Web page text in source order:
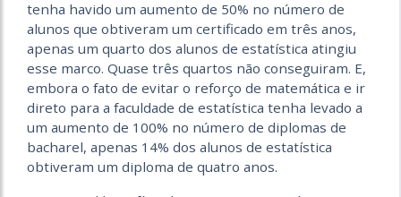
tenha havido um aumento de 50% no número de
alunos que obtiveram um certificado em três anos,
apenas um quarto dos alunos de estatística atingiu
esse marco. Quase três quartos não conseguiram. E,
embora o fato de evitar o reforço de matemática e ir
direto para a faculdade de estatística tenha levado a
um aumento de 100% no número de diplomas de
bacharel, apenas 14% dos alunos de estatística
obtiveram um diploma de quatro anos.